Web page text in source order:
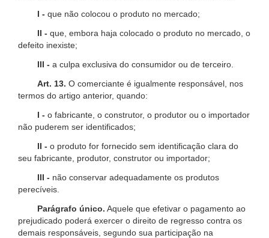
I - que não colocou o produto no mercado;
II - que, embora haja colocado o produto no mercado, o
defeito inexiste;
III - a culpa exclusiva do consumidor ou de terceiro.
Art. 13. O comerciante é igualmente responsável, nos
termos do artigo anterior, quando:
I - o fabricante, o construtor, o produtor ou o importador
não puderem ser identificados;
II - o produto for fornecido sem identificação clara do
seu fabricante, produtor, construtor ou importador;
III - não conservar adequadamente os produtos
perecíveis.
Parágrafo único. Aquele que efetivar o pagamento ao
prejudicado poderá exercer o direito de regresso contra os
demais responsáveis, segundo sua participação na